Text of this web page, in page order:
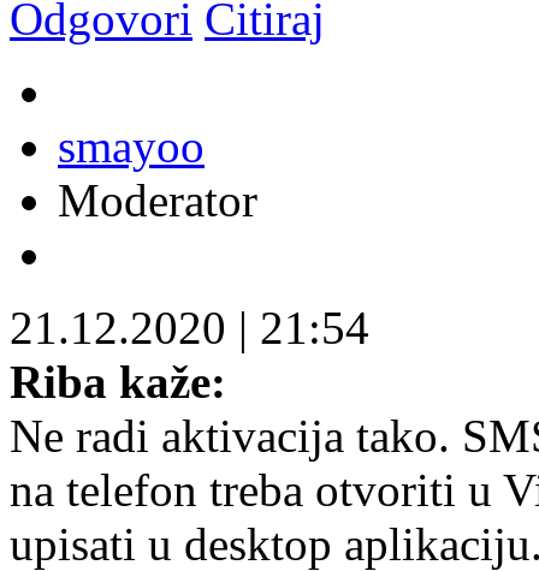
Odgovori Citiraj
smayoo
Moderator
21.12.2020 | 21:54
Riba kaže:
Ne radi aktivacija tako.
na telefon treba otvoriti u
upisati u desktop